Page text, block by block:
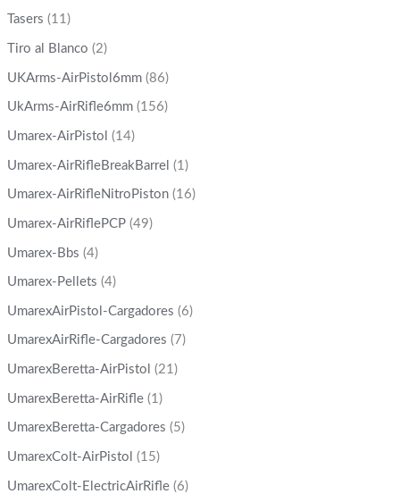
Tasers (11)
Tiro al Blanco (2)
UKArms-AirPistol6mm (86)
UkArms-AirRifle6mm (156)
Umarex-AirPistol (14)
Umarex-AirRifleBreakBarrel (1)
Umarex-AirRifleNitroPiston (16)
Umarex-AirRiflePCP (49)
Umarex-Bbs (4)
Umarex-Pellets (4)
UmarexAirPistol-Cargadores (6)
UmarexAirRifle-Cargadores (7)
UmarexBeretta-AirPistol (21)
UmarexBeretta-AirRifle (1)
UmarexBeretta-Cargadores (5)
UmarexColt-AirPistol (15)
UmarexColt-ElectricAirRifle (6)